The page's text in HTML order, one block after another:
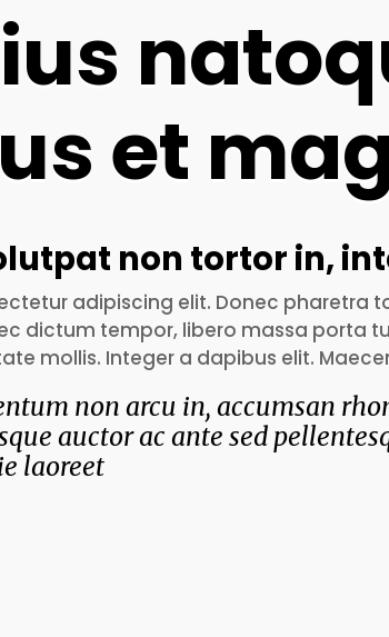
et
non tortor in,
adipiscing elit. Donec pharetra
dictum tempor, libero massa porta
mollis. Integer a dapibus elit.
non arcu in, accumsan
auctor ac ante sed
laoreet